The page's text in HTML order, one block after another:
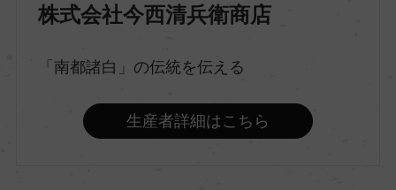
原料米株式会社今西清兵衛商店
「南都諸白」の伝統を伝える
生産者詳細はこちら